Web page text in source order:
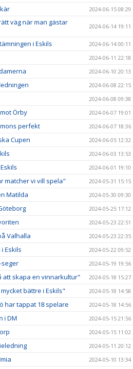
2024-06-15 08:29
väg när man gästar
2024-06-14 19:11
i Eskils 2024-06-14 00:11
2024-06-11 22:18
2024-06-10 20:13
2024-06-08 22:15
2024-06-08 09:38
Örby 2024-06-07 19:01
perfekt 2024-06-07 18:36
Cupen 2024-06-05 12:32
2024-06-03 13:53
2024-06-01 19:10
matcher vi vill spela" 2024-05-31 15:15
Matilda 2024-05-30 09:30
2024-05-25 17:12
2024-05-23 22:51
Valhalla 2024-05-23 22:35
Eskils 2024-05-22 09:52
seger 2024-05-19 19:56
att skapa en vinnarkultur" 2024-05-18 15:27
bättre i Eskils" 2024-05-18 14:58
har tappat 18 spelare 2024-05-18 14:56
i DM 2024-05-15 21:56
2024-05-15 11:02
2024-05-11 20:12
2024-05-10 13:34